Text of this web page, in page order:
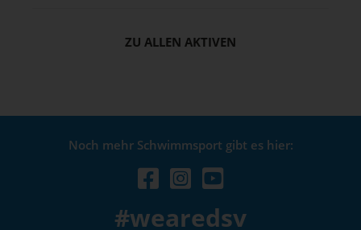
ZU ALLEN AKTIVEN
Noch mehr Schwimmsport gibt es hier:
#wearedsv